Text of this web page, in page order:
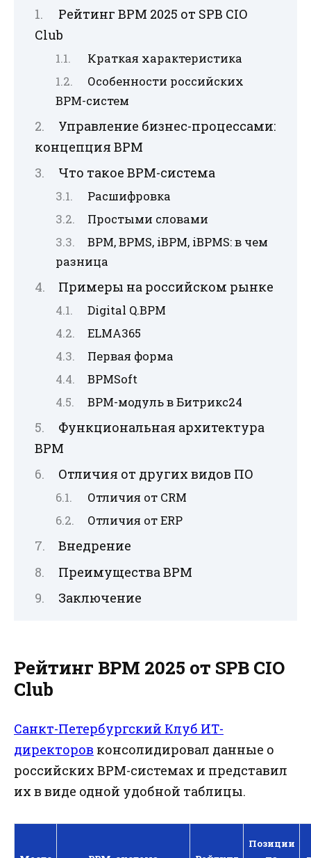
Рейтинг BPM 2025 от SPB CIO
Club
Краткая характеристика
Особенности российских
BPM-систем
Управление бизнес-процессами:
концепция BPM
Что такое BPM-система
Расшифровка
Простыми словами
BPM, BPMS, iBPM, iBPMS: в чем
разница
Примеры на российском рынке
Digital Q.BPM
ELMA365
Первая форма
BPMSoft
BPM-модуль в Битрикс24
Функциональная архитектура
BPM
Отличия от других видов ПО
Отличия от CRM
Отличия от ERP
Внедрение
Преимущества BPM
Заключение
Рейтинг BPM 2025 от SPB CIO
Club
Санкт-Петербургский Клуб ИТ-
директоров консолидировал данные о
российских BPM-системах и представил
их в виде одной удобной таблицы.
Позиции